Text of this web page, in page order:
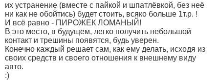
их устранение (вместе с пайкой и шпатлёвкой, без неё
ни как не обойтись) будет стоить, всяко больше 1т.р. !
И всё равно - ПИРОЖЕК ЛОМАНЫЙ!
В это место, в будущем, легко получить небольшой
контакт и трешины появятся, будь уверен.
Конечно каждый решает сам, как ему делать, исходя из
своих средств и своего отношения к внешнему виду
авто.
:)